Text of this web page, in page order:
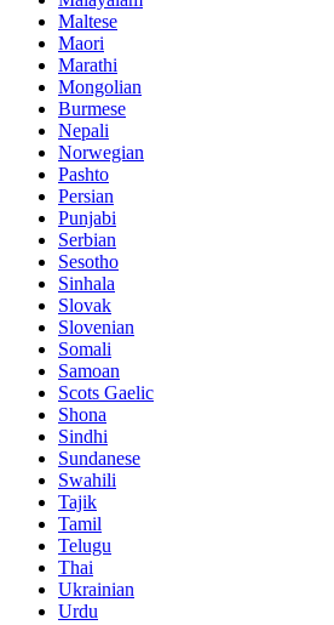
Maltese
Maori
Marathi
Mongolian
Burmese
Nepali
Norwegian
Pashto
Persian
Punjabi
Serbian
Sesotho
Sinhala
Slovak
Slovenian
Somali
Samoan
Scots Gaelic
Shona
Sindhi
Sundanese
Swahili
Tajik
Tamil
Telugu
Thai
Ukrainian
Urdu